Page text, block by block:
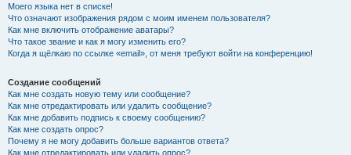
Моего языка нет в списке!
Что означают изображения рядом с моим именем пользователя?
Как мне включить отображение аватары?
Что такое звание и как я могу изменить его?
Когда я щёлкаю по ссылке «email», от меня требуют войти на конференцию!
Создание сообщений
Как мне создать новую тему или сообщение?
Как мне отредактировать или удалить сообщение?
Как мне добавить подпись к своему сообщению?
Как мне создать опрос?
Почему я не могу добавить больше вариантов ответа?
Как мне отредактировать или удалить опрос?